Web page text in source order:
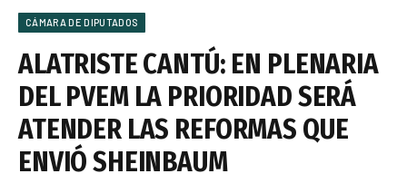
CÁMARA DE DIPUTADOS
ALATRISTE CANTÚ: EN PLENARIA
DEL PVEM LA PRIORIDAD SERÁ
ATENDER LAS REFORMAS QUE
ENVIÓ SHEINBAUM